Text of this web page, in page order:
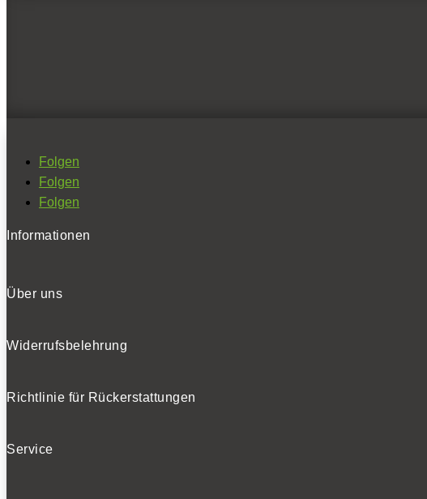
Folgen
Folgen
Folgen
Informationen
Über uns
Widerrufsbelehrung
Richtlinie für Rückerstattungen
Service